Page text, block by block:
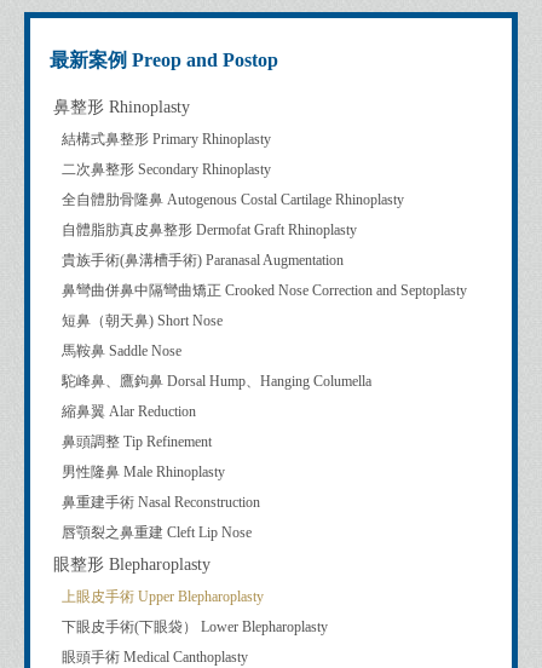
最新案例 Preop and Postop
鼻整形 Rhinoplasty
結構式鼻整形 Primary Rhinoplasty
二次鼻整形 Secondary Rhinoplasty
全自體肋骨隆鼻 Autogenous Costal Cartilage Rhinoplasty
自體脂肪真皮鼻整形 Dermofat Graft Rhinoplasty
貴族手術(鼻溝槽手術) Paranasal Augmentation
鼻彎曲併鼻中隔彎曲矯正 Crooked Nose Correction and Septoplasty
短鼻（朝天鼻) Short Nose
馬鞍鼻 Saddle Nose
駝峰鼻、鷹鉤鼻 Dorsal Hump、Hanging Columella
縮鼻翼 Alar Reduction
鼻頭調整 Tip Refinement
男性隆鼻 Male Rhinoplasty
鼻重建手術 Nasal Reconstruction
唇顎裂之鼻重建 Cleft Lip Nose
眼整形 Blepharoplasty
上眼皮手術 Upper Blepharoplasty
下眼皮手術(下眼袋） Lower Blepharoplasty
眼頭手術 Medical Canthoplasty